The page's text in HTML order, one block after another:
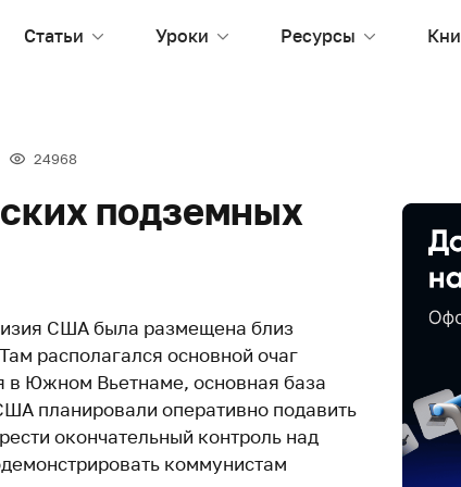
Статьи Уроки Ресурсы
24968
подземных
США была размещена близ
располагался основной очаг
в Южном Вьетнаме, основная база
планировали оперативно подавить
окончательный контроль над
коммунистам